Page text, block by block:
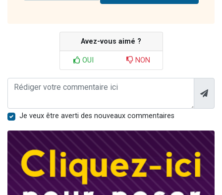
Avez-vous aimé ?
OUI NON
Je veux être averti des nouveaux commentaires